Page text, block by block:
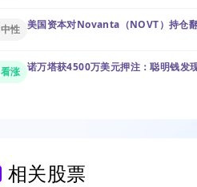
中性 美国资本对Novanta（NOVT）持仓
看涨 诺万塔获4500万美元押注：聪明钱发
相关股票